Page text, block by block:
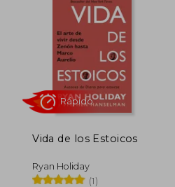
Vida de los Estoicos
Ryan Holiday
(1)